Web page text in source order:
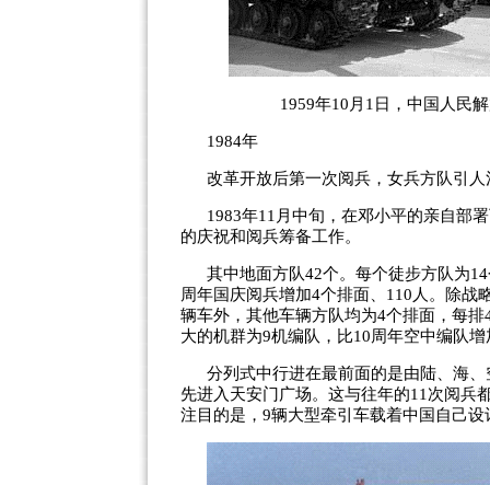
1959年10月1日，中国人民
1984年
改革开放后第一次阅兵，女兵方队引人
1983年11月中旬，在邓小平的亲自部
的庆祝和阅兵筹备工作。
其中地面方队42个。每个徒步方队为
周年国庆阅兵增加4个排面、110人。除战
辆车外，其他车辆方队均为4个排面，每
大的机群为9机编队，比10周年空中编队
分列式中行进在最前面的是由陆、海
先进入天安门广场。这与往年的11次阅兵
注目的是，9辆大型牵引车载着中国自己